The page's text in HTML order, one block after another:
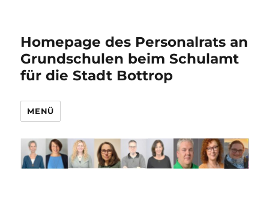
Homepage des Personalrats an
Grundschulen beim Schulamt
für die Stadt Bottrop
MENÜ